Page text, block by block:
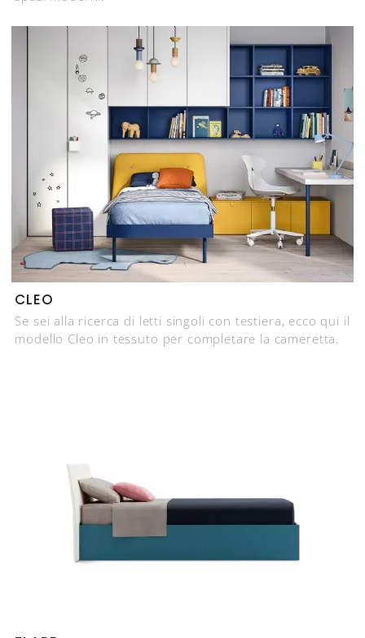
CLEO
Se sei alla ricerca di letti singoli con testiera, ecco qui il
modello Cleo in tessuto per completare la cameretta.